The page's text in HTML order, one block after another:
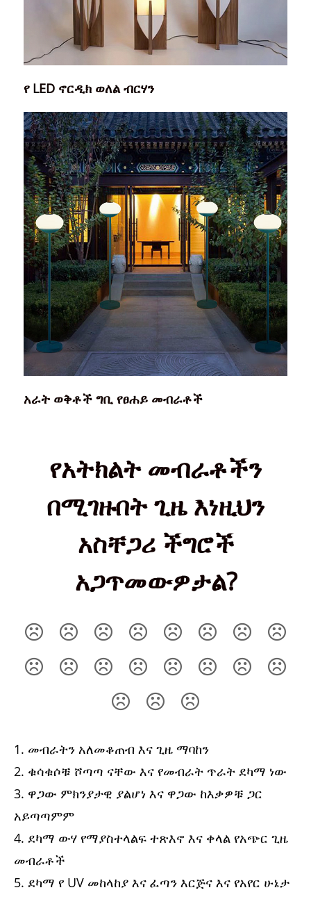
የ LED ኖርዲክ ወለል ብርሃን
አራት ወቅቶች ግቢ የፀሐይ መብራቶች
የአትክልት መብራቶችን
በሚገዙበት ጊዜ እነዚህን
አስቸጋሪ ችግሮች
አጋጥመውዎታል?
1. መብራትን አለመቆጠብ እና ጊዜ ማባከን
2. ቁሳቁሶቹ ሾጣጣ ናቸው እና የመብራት ጥራት ደካማ ነው
3. ዋጋው ምክንያታዊ ያልሆነ እና ዋጋው ከእቃዎቹ ጋር
አይጣጣምም
4. ደካማ ውሃ የማያስተላልፍ ተጽእኖ እና ቀላል የአጭር ጊዜ
መብራቶች
5. ደካማ የ UV መከላከያ እና ፈጣን እርጅና እና የአየር ሁኔታ